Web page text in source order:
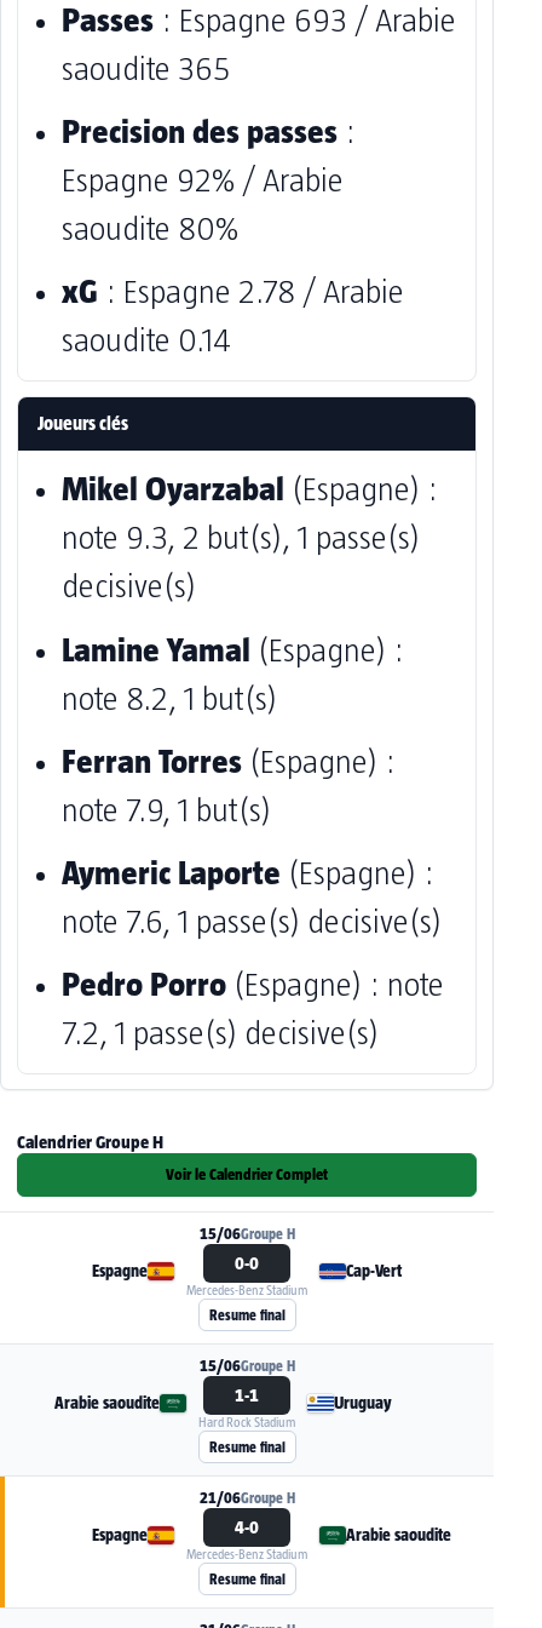
Passes : Espagne 693 / Arabie
saoudite 365
Precision des passes :
Espagne 92% / Arabie
saoudite 80%
xG : Espagne 2.78 / Arabie
saoudite 0.14
Joueurs clés
Mikel Oyarzabal (Espagne) :
note 9.3, 2 but(s), 1 passe(s)
decisive(s)
Lamine Yamal (Espagne) :
note 8.2, 1 but(s)
Ferran Torres (Espagne) :
note 7.9, 1 but(s)
Aymeric Laporte (Espagne) :
note 7.6, 1 passe(s) decisive(s)
Pedro Porro (Espagne) : note
7.2, 1 passe(s) decisive(s)
Calendrier Groupe H
Voir le Calendrier Complet
Voir la fiche du match Espagne - Cap-Vert
15/06Groupe H
Espagne 0-0
Mercedes-Benz Stadium
Cap-Vert
Resume final
Voir la fiche du match Arabie saoudite -
15/06Groupe H
Arabie saoudite 1-1
Hard Rock Stadium
Uruguay
Resume final
Voir la fiche du match Espagne - Arabie
21/06Groupe H
Espagne 4-0
Mercedes-Benz Stadium
Arabie saoudite
Resume final